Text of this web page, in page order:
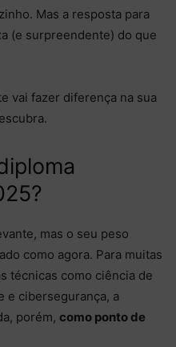
Mas a resposta para
(e surpreendente) do que
vai fazer diferença na sua
mas o seu peso
como agora. Para muitas
técnicas como ciência de
e cibersegurança, a
porém, como ponto de